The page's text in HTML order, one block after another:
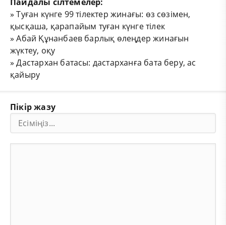
»Туған күнге 99 тілектер жинағы: өз сөзімен,
қысқаша, қарапайым туған күнге тілек
»Абай Құнанбаев барлық өлеңдер жинағын
жүктеу, оқу
»Дастархан батасы: дастарханға бата беру, ас
қайыру
Пікір жазу